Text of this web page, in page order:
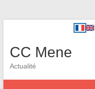
CC Mene
Actualité